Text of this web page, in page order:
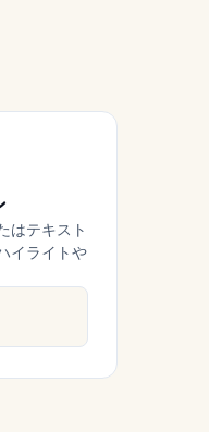
はテキスト
イライトや